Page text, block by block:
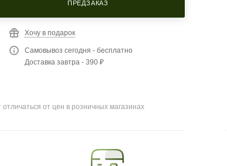
ПРЕДЗАКАЗ
Хочу в подарок
Самовывоз сегодня - бесплатно
Доставка завтра - 390 ₽
от цен в розничных магазинах